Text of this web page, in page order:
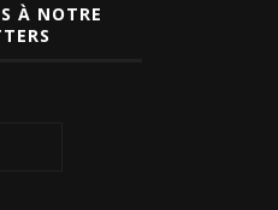
À NOTRE